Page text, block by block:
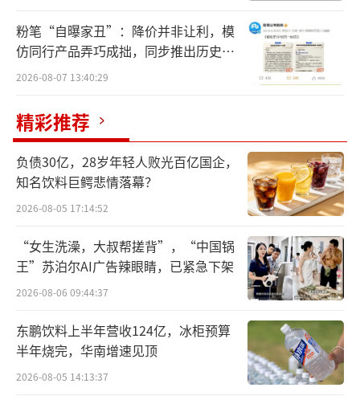
无论是从产业角度，或是从企业角度，回
溯新能源的发展历史，都会发现它并不是一条
趋势始终向上的坦途，更多是突破一道道窄门
“鲇鱼”特斯拉
2014年4月22日，北京市朝阳区酒仙桥，
特斯拉正式向第一批中国用户交付特斯拉Mode
更新、巨大的触摸屏显示和先进的智能驾驶系
统在业界内外掀起了一场热烈的讨论。这款具
有划时代意义的产品不仅赢得了市场的广泛关
注，也让许多人更加相信，普及电动汽车是完
全有可能实现的。
粉笔“自曝家丑”：降价并非让利，模
仿同行产品弄巧成拙，同步推出历史学
员退费方案
2026-08-07 13:40:29
精彩推荐
负债30亿，28岁年轻人败光百亿国企，
知名饮料巨鳄悲情落幕？
2026-08-05 17:14:52
“女生洗澡，大叔帮搓背”，“中国锅
王”苏泊尔AI广告辣眼睛，已紧急下架
2026-08-06 09:44:37
东鹏饮料上半年营收124亿，冰柜预算
半年烧完，华南增速见顶
2026-08-05 14:13:37